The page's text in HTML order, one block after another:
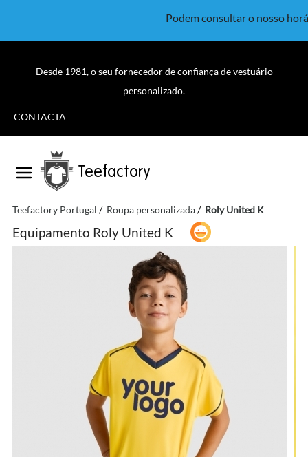
Podem consultar o nosso
Desde 1981, o seu fornecedor de confiança de vestuário
personalizado.
CONTACTA
Teefactory
Teefactory Portugal Roupa personalizada Roly United K
Equipamento Roly United K